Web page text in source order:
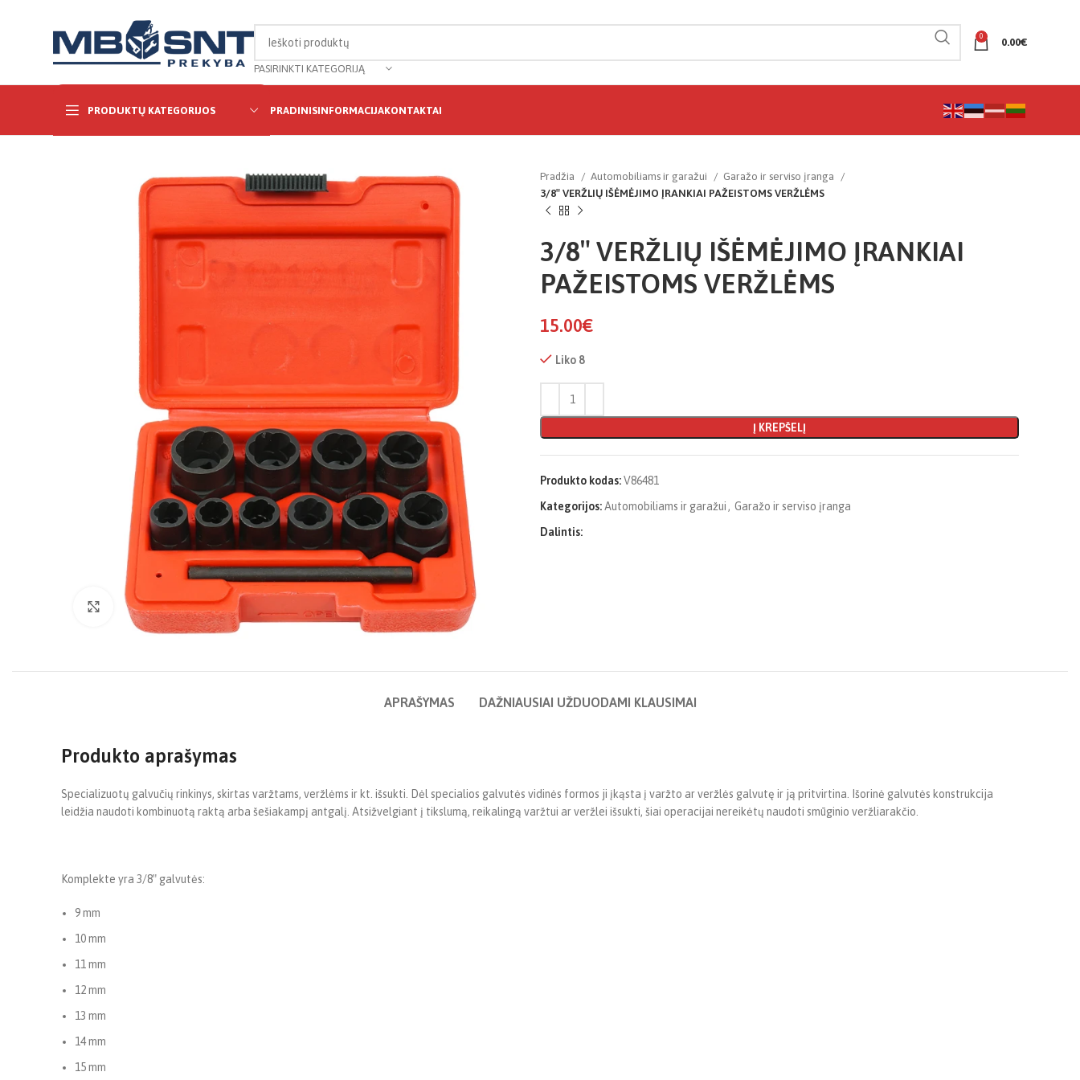
PASIRINKTI KATEGORIJĄ
0
0.00€
PRODUKTŲ KATEGORIJOS PRADINISINFORMACIJAKONTAKTAI
Click to enlarge
Pradžia Automobiliams ir garažui
Garažo ir serviso įranga
3/8″ VERŽLIŲ IŠĖMĖJIMO ĮRANKIAI PAŽEISTOMS VERŽLĖMS
3/8″ VERŽLIŲ IŠĖMĖJIMO ĮRANKIAI
PAŽEISTOMS VERŽLĖMS
15.00€
Liko 8
Į KREPŠELĮ
Produkto kodas:V86481
Kategorijos:Automobiliams ir garažui , Garažo ir serviso įranga
Dalintis:
APRAŠYMAS DAŽNIAUSIAI UŽDUODAMI KLAUSIMAI
Produkto aprašymas
Specializuotų galvučių rinkinys, skirtas varžtams, veržlėms ir kt. išsukti. Dėl specialios galvutės vidinės formos ji įkąsta į varžto ar veržlės galvutę ir ją pritvirtina. Išorinė galvutės konstrukcija
leidžia naudoti kombinuotą raktą arba šešiakampį antgalį. Atsižvelgiant į tikslumą, reikalingą varžtui ar veržlei išsukti, šiai operacijai nereikėtų naudoti smūginio veržliarakčio.
Komplekte yra 3/8″ galvutės:
9 mm
10 mm
11 mm
12 mm
13 mm
14 mm
15 mm